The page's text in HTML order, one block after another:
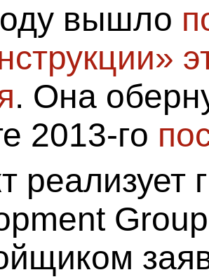
вышло
. Она
2013-го
реализует